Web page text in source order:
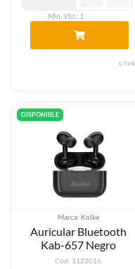
Min. Vta.: 1
c/iva
DISPONIBLE
Marca: Kolke
Auricular Bluetooth
Kab-657 Negro
Cód: 1122016